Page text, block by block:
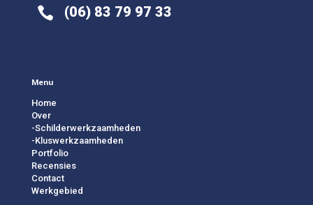
 (06) 83 79 97 33
Menu
Home
Over
-Schilderwerkzaamheden
-Kluswerkzaamheden
Portfolio
Recensies
Contact
Werkgebied